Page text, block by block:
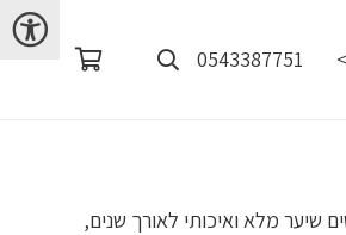
0543387751
שיער מלא ואיכותי לאורך שנים,